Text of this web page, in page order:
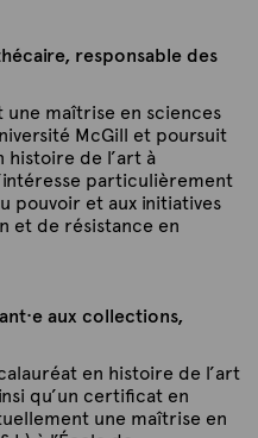
responsable des
maîtrise en sciences
McGill et poursuit
de l’art à
particulièrement
pouvoir et aux initiatives
et de résistance en
aux collections,
en histoire de l’art
qu’un certificat en
une maîtrise en